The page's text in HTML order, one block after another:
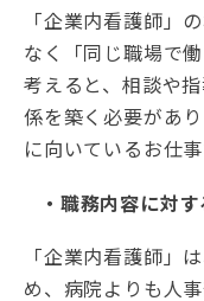
「企業内看護師」
なく「同じ職場で
考えると、相談や
係を築く必要があ
に向いているお仕事
・職務内容に対
「企業内看護師」
め、病院よりも人